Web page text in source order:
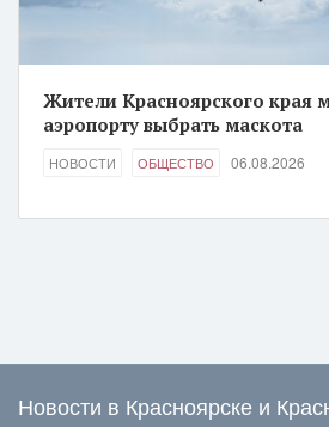
Жители Красноярского края
аэропорту выбрать маскота
НОВОСТИ ОБЩЕСТВО 06.08.2026
Новости в Красноярске и